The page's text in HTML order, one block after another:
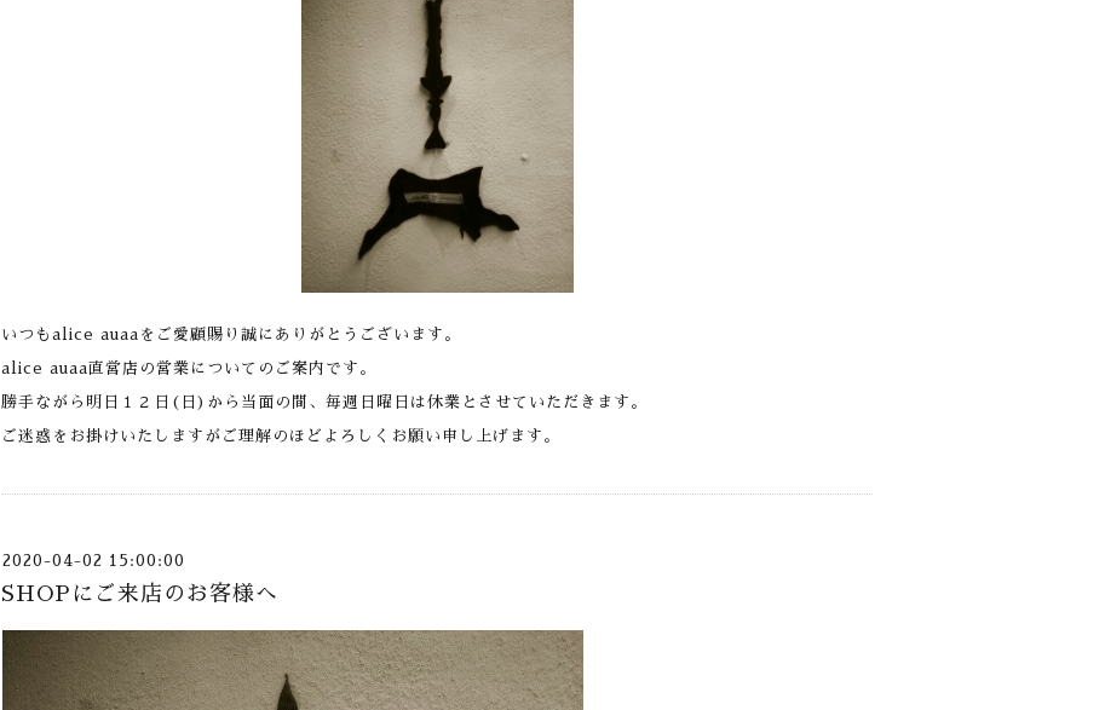
いつもalice auaaをご愛顧賜り誠にありがとうございます。
alice auaa直営店の営業についてのご案内です。
勝手ながら明日１２日(日)から当面の間、毎週日曜日は休業とさせていただきます。
ご迷惑をお掛けいたしますがご理解のほどよろしくお願い申し上げます。
2020-04-02 15:00:00
SHOPにご来店のお客様へ